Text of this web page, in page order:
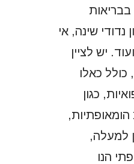
נדודי שינה, אי
יש לציין
כולל כאלו
כגון
הומאופתיות,
למעלה,
הנו